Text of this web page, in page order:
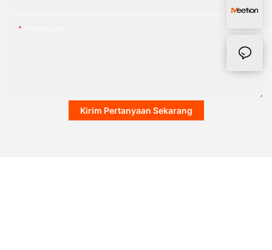
Kirim Pertanyaan Sekarang